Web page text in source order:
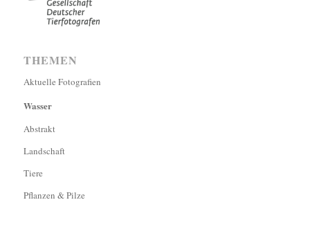
THEMEN
Aktuelle Fotografien
Wasser
Abstrakt
Landschaft
Tiere
Pflanzen & Pilze